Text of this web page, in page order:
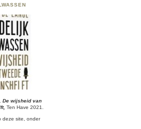
De wijsheid van
Ten Have 2021.
deze site, onder